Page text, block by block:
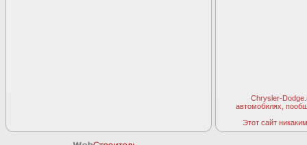
Chrysler-
автомобилях,
Этот сайт